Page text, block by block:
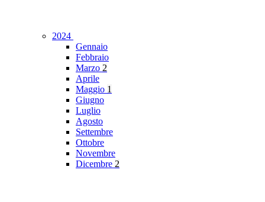
2024
Gennaio
Febbraio
Marzo 2
Aprile
Maggio 1
Giugno
Luglio
Agosto
Settembre
Ottobre
Novembre
Dicembre 2